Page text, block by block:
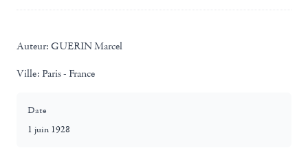
Auteur: GUERIN Marcel
Ville: Paris - France
Date
1 juin 1928